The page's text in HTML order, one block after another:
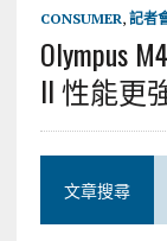
CONSUMER, 記者
Olympus
II 性能更
文章搜尋